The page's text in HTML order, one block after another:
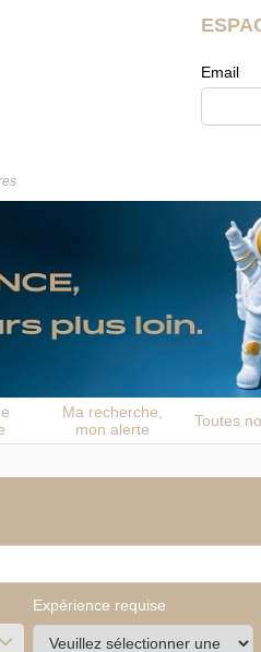
Email
Ma recherche,
mon alerte
Toutes
des valeurs
Expérience requise